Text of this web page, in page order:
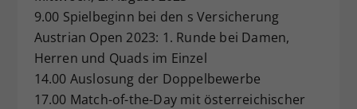
9.00 Spielbeginn bei den s Versicherung
Austrian Open 2023: 1. Runde bei Damen,
Herren und Quads im Einzel
14.00 Auslosung der Doppelbewerbe
17.00 Match-of-the-Day mit österreichischer